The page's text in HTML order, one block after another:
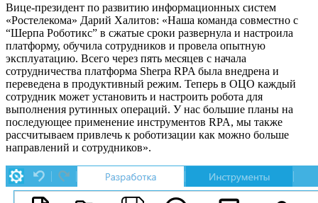
Вице-президент по развитию информационных систем
«Ростелекома» Дарий Халитов: «Наша команда совместно с
“Шерпа Роботикс” в сжатые сроки развернула и настроила
платформу, обучила сотрудников и провела опытную
эксплуатацию. Всего через пять месяцев с начала
сотрудничества платформа Sherpa RPA была внедрена и
переведена в продуктивный режим. Теперь в ОЦО каждый
сотрудник может установить и настроить робота для
выполнения рутинных операций. У нас большие планы на
последующее применение инструментов RPA, мы также
рассчитываем привлечь к роботизации как можно больше
направлений и сотрудников».